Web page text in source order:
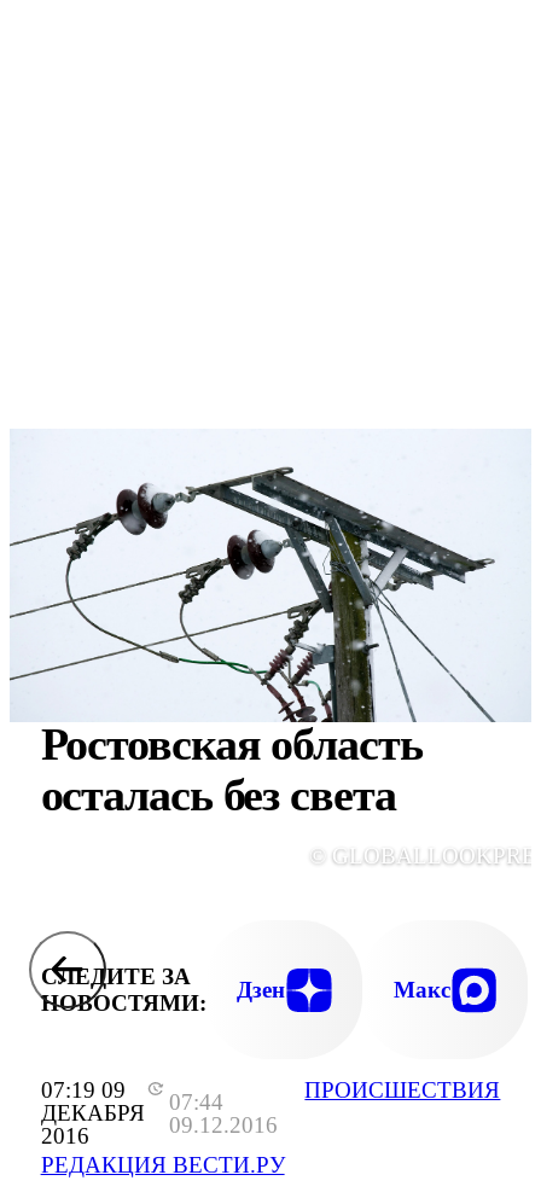
07:19 09
ДЕКАБРЯ
2016
07:44
09.12.2016
РЕДАКЦИЯ ВЕСТИ.РУ
ПРОИСШЕСТВИЯ
Ростовская область
осталась без света
©
СЛЕДИТЕ ЗА
НОВОСТЯМИ:
Дзен Макс